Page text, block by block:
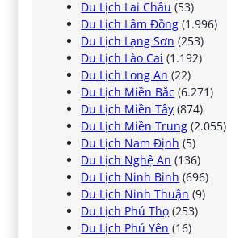
Du Lịch Lai Châu (53)
Du Lịch Lâm Đồng (1.996)
Du Lịch Lạng Sơn (253)
Du Lịch Lào Cai (1.192)
Du Lịch Long An (22)
Du Lịch Miền Bắc (6.271)
Du Lịch Miền Tây (874)
Du Lịch Miền Trung (2.055)
Du Lịch Nam Định (5)
Du Lịch Nghệ An (136)
Du Lịch Ninh Bình (696)
Du Lịch Ninh Thuận (9)
Du Lịch Phú Thọ (253)
Du Lịch Phú Yên (16)